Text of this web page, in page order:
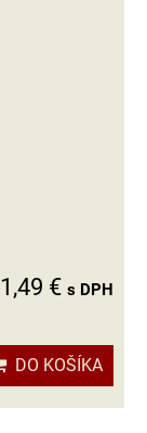
1,49 € s DPH
DO KOŠÍKA